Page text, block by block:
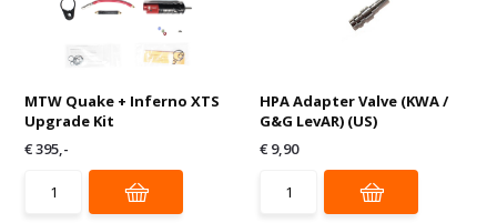
MTW Quake + Inferno XTS
Upgrade Kit
€ 395,-
HPA Adapter Valve (KWA /
G&G LevAR) (US)
€ 9,90